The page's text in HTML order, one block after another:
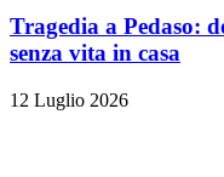
Tragedia a Pedaso:
senza vita in casa
12 Luglio 2026